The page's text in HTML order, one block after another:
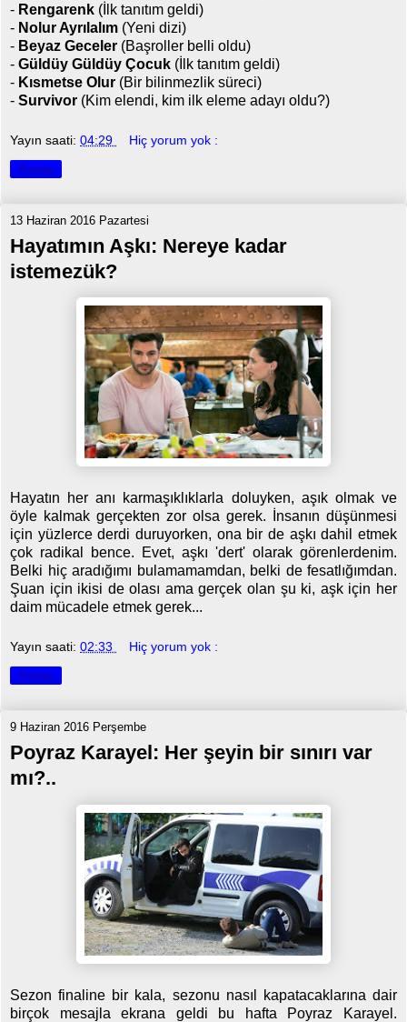
- Rengarenk (İlk tanıtım geldi)
- Nolur Ayrılalım (Yeni dizi)
- Beyaz Geceler (Başroller belli oldu)
- Güldüy Güldüy Çocuk (İlk tanıtım geldi)
- Kısmetse Olur (Bir bilinmezlik süreci)
- Survivor (Kim elendi, kim ilk eleme adayı oldu?)
Yayın saati: 04:29 Hiç yorum yok :
Paylaş
13 Haziran 2016 Pazartesi
Hayatımın Aşkı: Nereye kadar
istemezük?
Hayatın her anı karmaşıklıklarla doluyken, aşık olmak ve
öyle kalmak gerçekten zor olsa gerek. İnsanın düşünmesi
için yüzlerce derdi duruyorken, ona bir de aşkı dahil etmek
çok radikal bence. Evet, aşkı 'dert' olarak görenlerdenim.
Belki hiç aradığımı bulamamamdan, belki de fesatlığımdan.
Şuan için ikisi de olası ama gerçek olan şu ki, aşk için her
daim mücadele etmek gerek...
Yayın saati: 02:33 Hiç yorum yok :
Paylaş
9 Haziran 2016 Perşembe
Poyraz Karayel: Her şeyin bir sınırı var
mı?..
Sezon finaline bir kala, sezonu nasıl kapatacaklarına dair
birçok mesajla ekrana geldi bu hafta Poyraz Karayel.